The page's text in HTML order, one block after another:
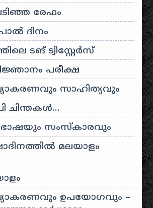
രേഫം
ദിനം
ടങ് ട്വിസ്റ്റേർസ്
പരീക്ഷ
സാഹിത്യവും
ചിന്തകൾ…
ഭാഷയും സംസ്കാരവും
മലയാളം
ഉപയോഗവും –